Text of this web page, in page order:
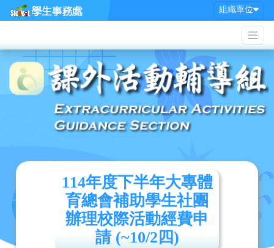
組織單位
114年度下半年大專體
育總會補助學生社團
辦理校際活動經費申
請 (~10/2四)